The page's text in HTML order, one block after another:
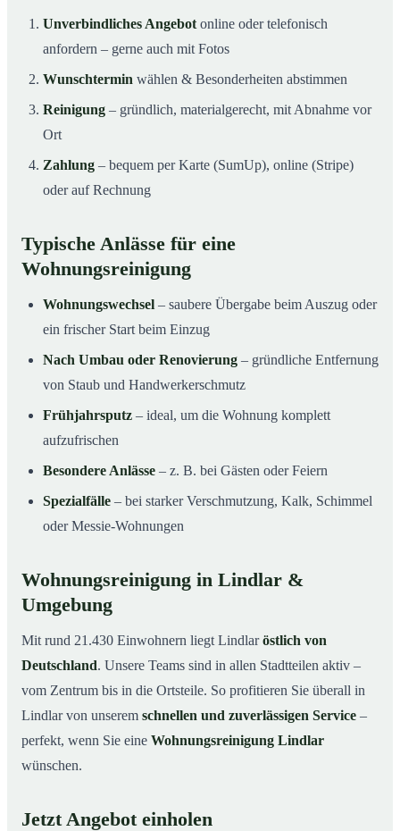
Unverbindliches Angebot online oder telefonisch
anfordern – gerne auch mit Fotos
Wunschtermin wählen & Besonderheiten abstimmen
Reinigung – gründlich, materialgerecht, mit Abnahme vor
Ort
Zahlung – bequem per Karte (SumUp), online (Stripe)
oder auf Rechnung
Typische Anlässe für eine
Wohnungsreinigung
Wohnungswechsel – saubere Übergabe beim Auszug oder
ein frischer Start beim Einzug
Nach Umbau oder Renovierung – gründliche Entfernung
von Staub und Handwerkerschmutz
Frühjahrsputz – ideal, um die Wohnung komplett
aufzufrischen
Besondere Anlässe – z. B. bei Gästen oder Feiern
Spezialfälle – bei starker Verschmutzung, Kalk, Schimmel
oder Messie-Wohnungen
Wohnungsreinigung in Lindlar &
Umgebung
Mit rund 21.430 Einwohnern liegt Lindlaröstlich von
Deutschland. Unsere Teams sind in allen Stadtteilen aktiv –
vom Zentrum bis in die Ortsteile. So profitieren Sie überall in
Lindlar von unserem schnellen und zuverlässigen Service –
perfekt, wenn Sie eine Wohnungsreinigung Lindlar
wünschen.
Jetzt Angebot einholen